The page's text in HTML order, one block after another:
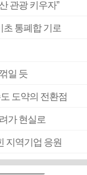
관광 키우자”
통폐합 기로
일 듯
도약의 전환점
가 현실로
지역기업 응원